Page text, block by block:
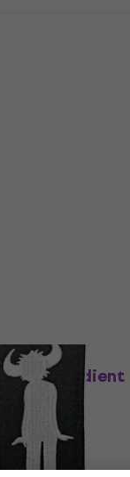
Gradient
- 26 %